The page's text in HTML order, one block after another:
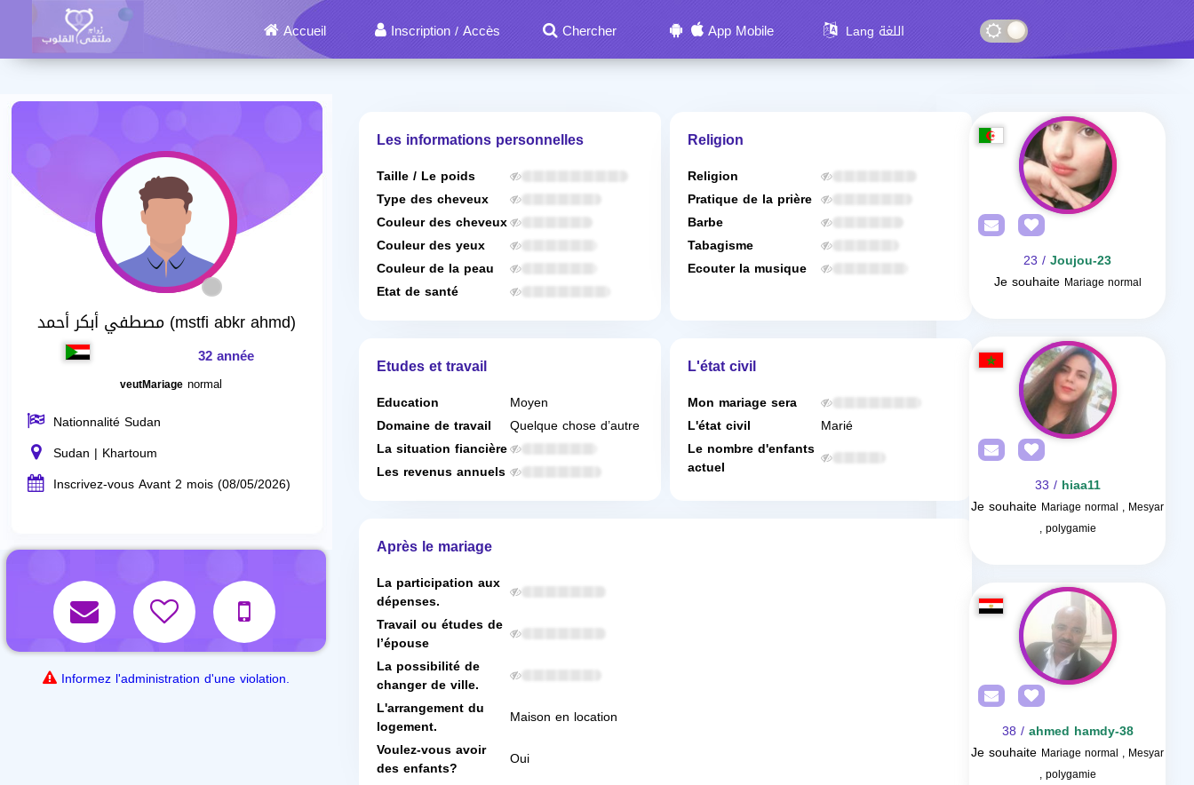
Accueil Inscription / Accès Chercher App Mobile Lang اللغة
مصطفي أبكر أحمد (mstfi abkr ahmd)
32 année
veutMariage normal
Nationnalité Sudan
Sudan | Khartoum
Inscrivez-vous Avant 2 mois (08/05/2026)
Informez l'administration d'une violation.
Les informations personnelles
Taille / Le poids
Type des cheveux
Couleur des cheveux
Couleur des yeux
Couleur de la peau
Etat de santé
Religion
Religion
Pratique de la prière
Barbe
Tabagisme
Ecouter la musique
Etudes et travail
Education
Moyen
Domaine de travail
Quelque chose d’autre
La situation fiancière
Les revenus annuels
L'état civil
Mon mariage sera
L'état civil
Marié
Le nombre d'enfants
actuel
Après le mariage
La participation aux
dépenses.
Travail ou études de
l’épouse
La possibilité de
changer de ville.
L'arrangement du
logement.
Maison en location
Voulez-vous avoir
des enfants? Oui
Joujou-23
/ 23
Je souhaite Mariage normal
hiaa11
/ 33
Je souhaite Mariage normal , Mesyar
, polygamie
ahmed hamdy-38
/ 38
Je souhaite Mariage normal , Mesyar
, polygamie